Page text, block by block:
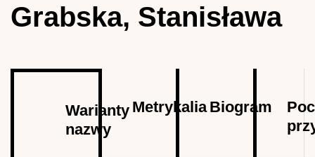
Grabska, Stanisława
Warianty
nazwy
MetrykaliaBiogram